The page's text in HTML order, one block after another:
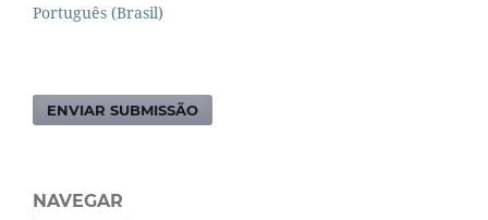
Português (Brasil)
ENVIAR SUBMISSÃO
NAVEGAR